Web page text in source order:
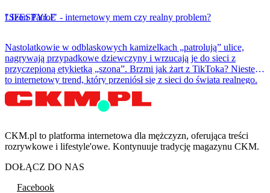
LIFESTYLE
"Szon Patrol" - internetowy mem czy realny problem?
Nastolatkowie w odblaskowych kamizelkach „patrolują” ulice,
nagrywają przypadkowe dziewczyny i wrzucają je do sieci z
przyczepioną etykietką „szona”. Brzmi jak żart z TikToka? Niestety
to internetowy trend, który przeniósł się z sieci do świata realnego.
CKM.pl to platforma internetowa dla mężczyzn, oferująca treści
rozrywkowe i lifestyle'owe. Kontynuuje tradycję magazynu CKM.
DOŁĄCZ DO NAS
Facebook